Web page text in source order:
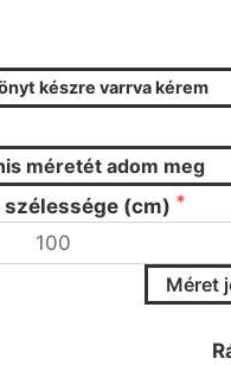
készre varrva kérem
méretét adom meg
szélessége (cm)
Méret